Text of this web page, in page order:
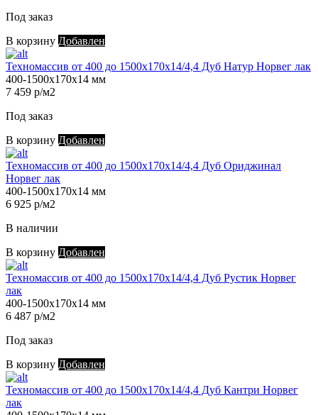
Под заказ
В корзину Добавлен
Техномассив от 400 до 1500х170х14/4,4 Дуб Натур Норвег лак
400-1500х170х14 мм
7 459 р/м2
Под заказ
В корзину Добавлен
Техномассив от 400 до 1500х170х14/4,4 Дуб Ориджинал
Норвег лак
400-1500х170х14 мм
6 925 р/м2
В наличии
В корзину Добавлен
Техномассив от 400 до 1500х170х14/4,4 Дуб Рустик Норвег
лак
400-1500х170х14 мм
6 487 р/м2
Под заказ
В корзину Добавлен
Техномассив от 400 до 1500х170х14/4,4 Дуб Кантри Норвег
лак